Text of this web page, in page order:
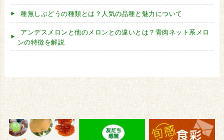
種無しぶどうの種類とは？人気の品種と魅力について
アンデスメロンと他のメロンとの違いとは？青肉ネット系メロ
ンの特徴を解説